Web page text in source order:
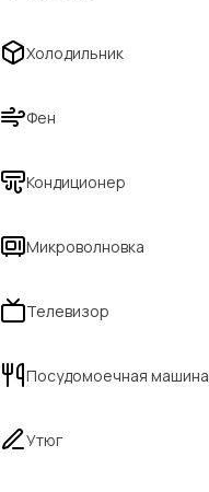
Холодильник
Фен
Кондиционер
Микроволновка
Телевизор
Посудомоечная машина
Утюг